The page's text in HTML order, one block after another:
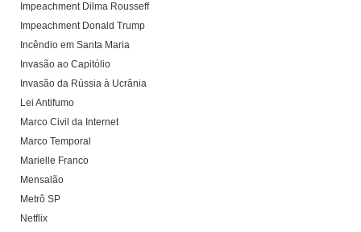
Impeachment Dilma Rousseff
Impeachment Donald Trump
Incêndio em Santa Maria
Invasão ao Capitólio
Invasão da Rússia à Ucrânia
Lei Antifumo
Marco Civil da Internet
Marco Temporal
Marielle Franco
Mensalão
Metrô SP
Netflix